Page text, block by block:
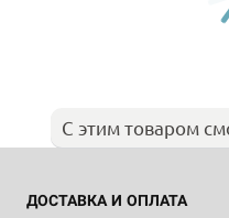
С этим товаром
ДОСТАВКА И ОПЛАТА